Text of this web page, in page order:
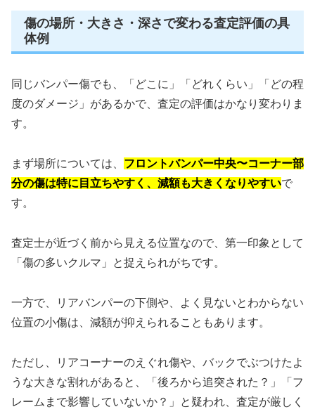
傷の場所・大きさ・深さで変わる査定評価の具
体例
同じバンパー傷でも、「どこに」「どれくらい」「どの程
度のダメージ」があるかで、査定の評価はかなり変わりま
す。
まず場所については、 フロントバンパー中央〜コーナー部
分の傷は特に目立ちやすく、減額も大きくなりやすいで
す。
査定士が近づく前から見える位置なので、第一印象として
「傷の多いクルマ」と捉えられがちです。
一方で、リアバンパーの下側や、よく見ないとわからない
位置の小傷は、減額が抑えられることもあります。
ただし、リアコーナーのえぐれ傷や、バックでぶつけたよ
うな大きな割れがあると、「後ろから追突された？」「フ
レームまで影響していないか？」と疑われ、査定が厳しく